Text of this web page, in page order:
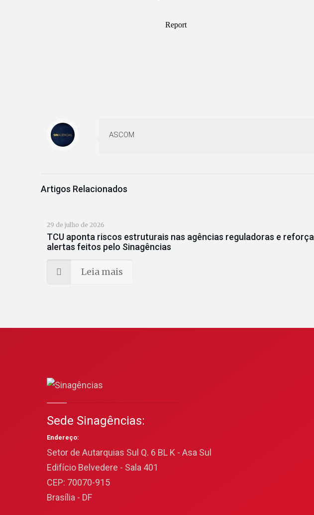
ASCOM
Artigos Relacionados
29 de julho de 2026
TCU aponta riscos estruturais nas agências reguladoras e reforça
alertas feitos pelo Sinagências
Leia mais
Sede Sinagências:
Endereço:
Setor de Autarquias Sul Q. 6 BL K - Asa Sul
Edifício Belvedere - Sala 401
CEP: 70070-915
Brasília - DF